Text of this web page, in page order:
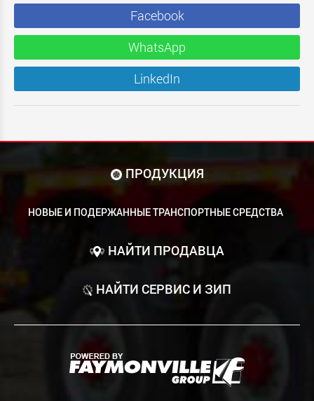
Facebook
WhatsApp
LinkedIn
ПРОДУКЦИЯ
НОВЫЕ И ПОДЕРЖАННЫЕ ТРАНСПОРТНЫЕ СРЕДСТВА
НАЙТИ ПРОДАВЦА
НАЙТИ СЕРВИС И ЗИП